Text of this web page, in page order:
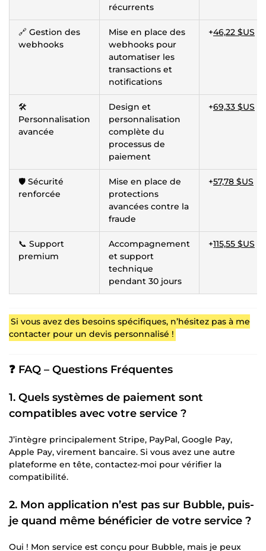
récurrents
🔗 Gestion des
webhooks
Mise en place des
webhooks pour
automatiser les
transactions et
notifications
+46,22 $US
🛠
Personnalisation
avancée
Design et
personnalisation
complète du
processus de
paiement
+69,33 $US
🛡 Sécurité
renforcée
Mise en place de
protections
avancées contre la
fraude
+57,78 $US
📞 Support
premium
Accompagnement
et support
technique
pendant 30 jours
+115,55 $US
Si vous avez des besoins spécifiques, n’hésitez pas à me
contacter pour un devis personnalisé !
❓ FAQ – Questions Fréquentes
1. Quels systèmes de paiement sont
compatibles avec votre service ?
J’intègre principalement Stripe, PayPal, Google Pay,
Apple Pay, virement bancaire. Si vous avez une autre
plateforme en tête, contactez-moi pour vérifier la
compatibilité.
2. Mon application n’est pas sur Bubble, puis-
je quand même bénéficier de votre service ?
Oui ! Mon service est conçu pour Bubble, mais je peux